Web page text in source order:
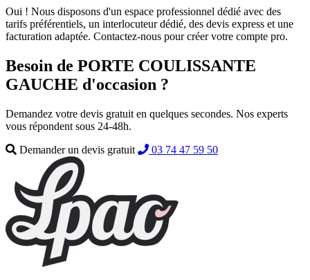
Oui ! Nous disposons d'un espace professionnel dédié avec des
tarifs préférentiels, un interlocuteur dédié, des devis express et une
facturation adaptée. Contactez-nous pour créer votre compte pro.
Besoin de PORTE COULISSANTE
GAUCHE d'occasion ?
Demandez votre devis gratuit en quelques secondes. Nos experts
vous répondent sous 24-48h.
Demander un devis gratuit
03 74 47 59 50